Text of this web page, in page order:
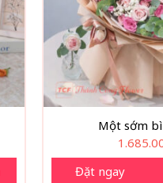
Một sớm
Đặt ngay